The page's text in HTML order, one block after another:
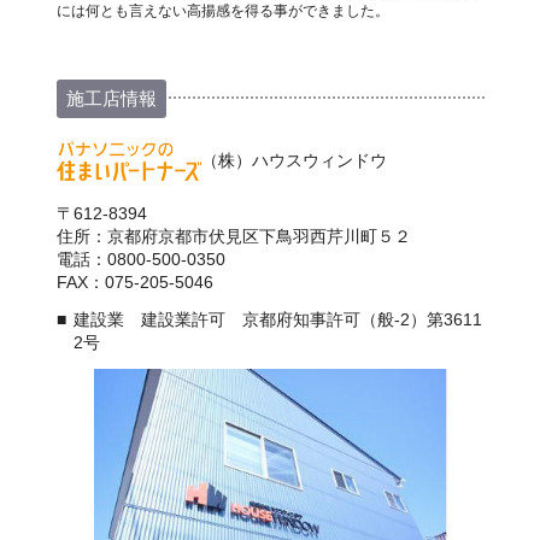
には何とも言えない高揚感を得る事ができました。
施工店情報
（株）ハウスウィンドウ
〒612-8394
住所：京都府京都市伏見区下鳥羽西芹川町５２
電話：0800-500-0350
FAX：075-205-5046
建設業 建設業許可 京都府知事許可（般-2）第3611
2号